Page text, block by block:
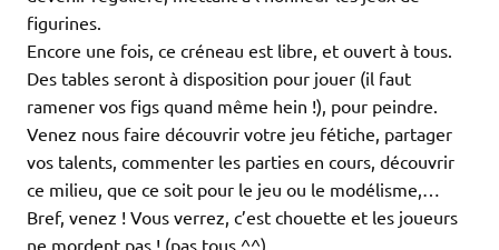
figurines.
Encore une fois, ce créneau est libre, et ouvert à tous.
Des tables seront à disposition pour jouer (il faut
ramener vos figs quand même hein !), pour peindre.
Venez nous faire découvrir votre jeu fétiche, partager
vos talents, commenter les parties en cours, découvrir
ce milieu, que ce soit pour le jeu ou le modélisme,…
Bref, venez ! Vous verrez, c’est chouette et les joueurs
ne mordent pas ! (pas tous ^^)